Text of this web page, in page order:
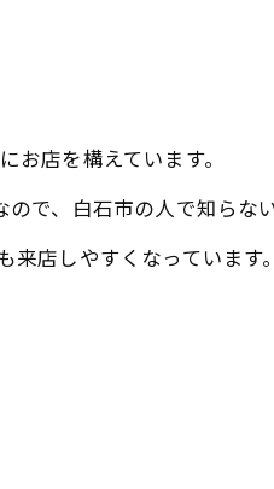
店を構えています。
で、白石市の人で知らな
来店しやすくなっています